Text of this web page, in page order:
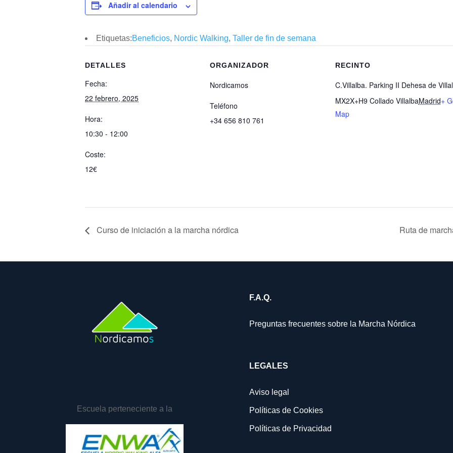
Añadir al calendario
Etiquetas:Beneficios, Nordic Walking, Taller de fin de semana
DETALLES
Fecha:
22 febrero, 2025
Hora:
10:30 - 12:00
Coste:
12€
ORGANIZADOR
Nordicamos
Teléfono
+34 656 810 761
RECINTO
C.Villalba. Parking II Dehesa de
MX2X+H9 Collado VillalbaMadrid+
Map
Curso de iniciación a la marcha nórdica Ruta de
Escuela perteneciente a la
F.A.Q.
Preguntas frecuentes sobre la Marcha Nórdica
LEGALES
Aviso legal
Políticas de Cookies
Políticas de Privacidad